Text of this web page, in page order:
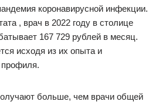
коронавирусной инфекции.
, врач в 2022 году в столице
167 729 рублей в месяц.
исходя из их опыта и
профиля.
больше, чем врачи общей